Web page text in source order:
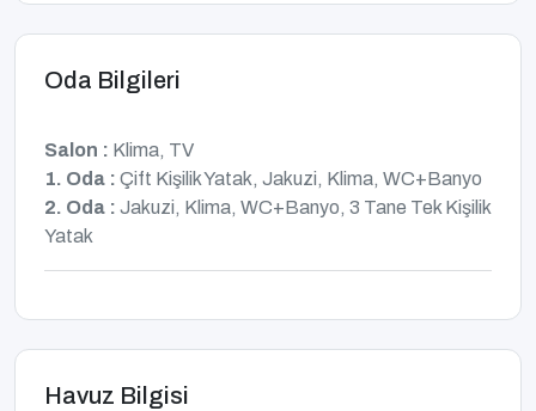
Oda Bilgileri
Salon : Klima, TV
1. Oda : Çift Kişilik Yatak, Jakuzi, Klima, WC+Banyo
2. Oda : Jakuzi, Klima, WC+Banyo, 3 Tane Tek Kişilik
Yatak
Havuz Bilgisi